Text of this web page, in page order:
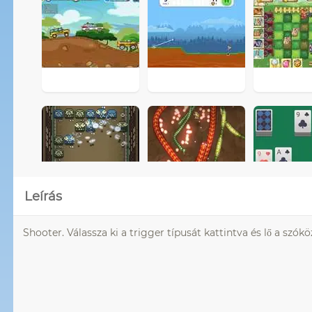
Leírás
Shooter. Válassza ki a trigger típusát kattintva és lő a